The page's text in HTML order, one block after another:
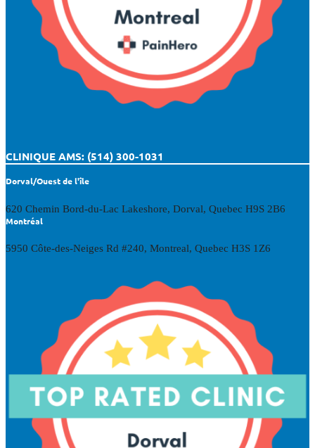
CLINIQUE AMS: (514) 300-1031
Dorval/Ouest de l'île
620 Chemin Bord-du-Lac Lakeshore, Dorval, Quebec H9S 2B6
Montréal
5950 Côte-des-Neiges Rd #240, Montreal, Quebec H3S 1Z6